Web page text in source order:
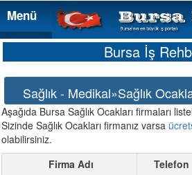
Menü
Menü
Bursa İş
Sağlık - Medikal»Sağlık
Aşağıda Bursa Sağlık Ocakları firmaları
Sizinde Sağlık Ocakları firmanız varsa
olabilirsiniz.
Firma Adı
Telefon